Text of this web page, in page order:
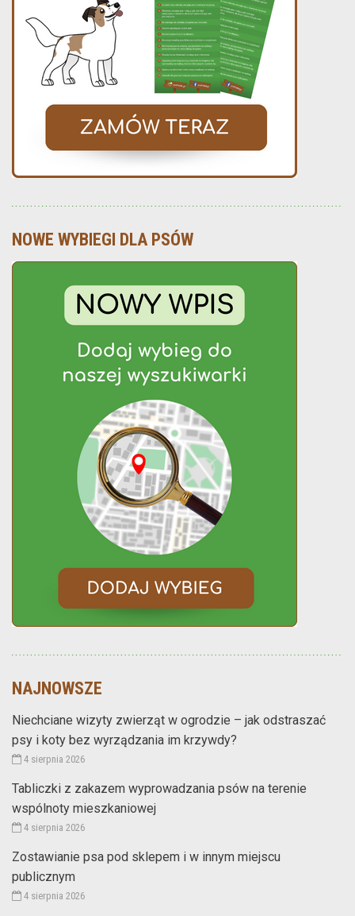
NOWE WYBIEGI DLA PSÓW
NAJNOWSZE
Niechciane wizyty zwierząt w ogrodzie – jak odstraszać
psy i koty bez wyrządzania im krzywdy?
4 sierpnia 2026
Tabliczki z zakazem wyprowadzania psów na terenie
wspólnoty mieszkaniowej
4 sierpnia 2026
Zostawianie psa pod sklepem i w innym miejscu
publicznym
4 sierpnia 2026